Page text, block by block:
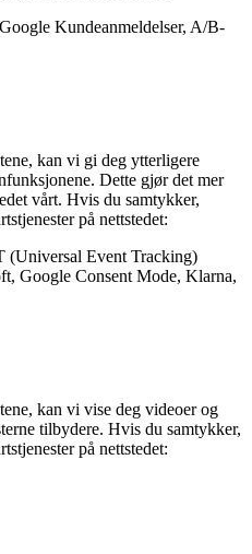
Kundeanmeldelser, A/B-
kan vi gi deg ytterligere
Dette gjør det mer
vårt. Hvis du samtykker,
på nettstedet:
(Universal Event Tracking)
Google Consent Mode, Klarna,
kan vi vise deg videoer og
tilbydere. Hvis du samtykker,
på nettstedet: